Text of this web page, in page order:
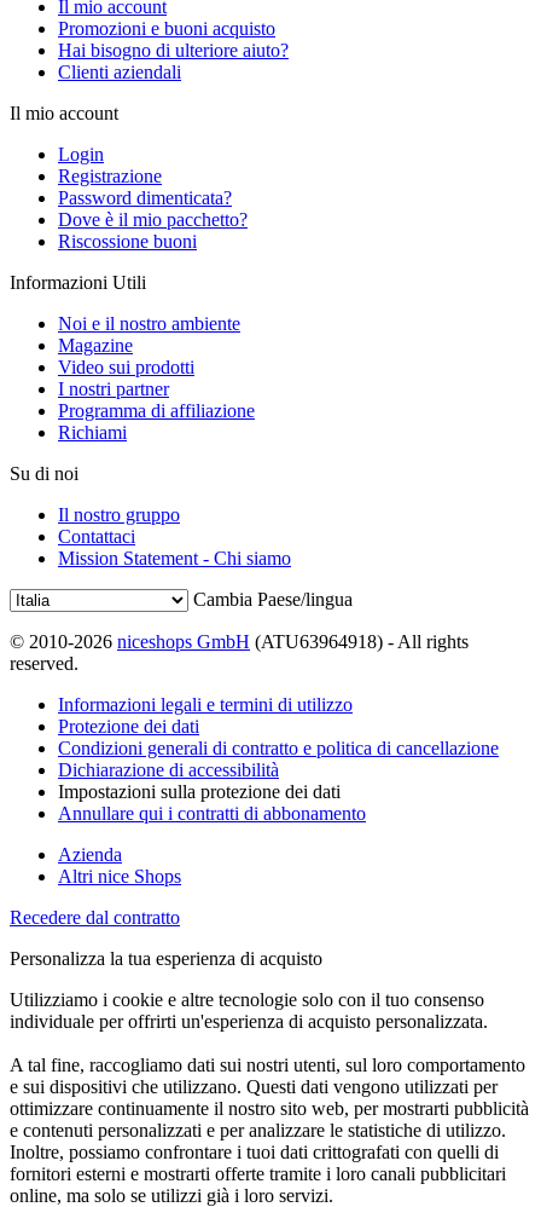
Il mio account
Promozioni e buoni acquisto
Hai bisogno di ulteriore aiuto?
Clienti aziendali
Il mio account
Login
Registrazione
Password dimenticata?
Dove è il mio pacchetto?
Riscossione buoni
Informazioni Utili
Noi e il nostro ambiente
Magazine
Video sui prodotti
I nostri partner
Programma di affiliazione
Richiami
Su di noi
Il nostro gruppo
Contattaci
Mission Statement - Chi siamo
Cambia Paese/lingua
© 2010-2026 niceshops GmbH (ATU63964918) - All rights
reserved.
Informazioni legali e termini di utilizzo
Protezione dei dati
Condizioni generali di contratto e politica di cancellazione
Dichiarazione di accessibilità
Impostazioni sulla protezione dei dati
Annullare qui i contratti di abbonamento
Azienda
Altri nice Shops
Recedere dal contratto
Personalizza la tua esperienza di acquisto
Utilizziamo i cookie e altre tecnologie solo con il tuo consenso
individuale per offrirti un'esperienza di acquisto personalizzata.
A tal fine, raccogliamo dati sui nostri utenti, sul loro comportamento
e sui dispositivi che utilizzano. Questi dati vengono utilizzati per
ottimizzare continuamente il nostro sito web, per mostrarti pubblicità
e contenuti personalizzati e per analizzare le statistiche di utilizzo.
Inoltre, possiamo confrontare i tuoi dati crittografati con quelli di
fornitori esterni e mostrarti offerte tramite i loro canali pubblicitari
online, ma solo se utilizzi già i loro servizi.